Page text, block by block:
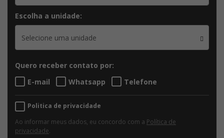
Escolha a unidade:
Selecione uma unidade
Quero receber contato por:
E-mail
Whatsapp Telefone
Politica de privacidade
Ao informar meus dados, eu concordo com a Política de
privacidade.